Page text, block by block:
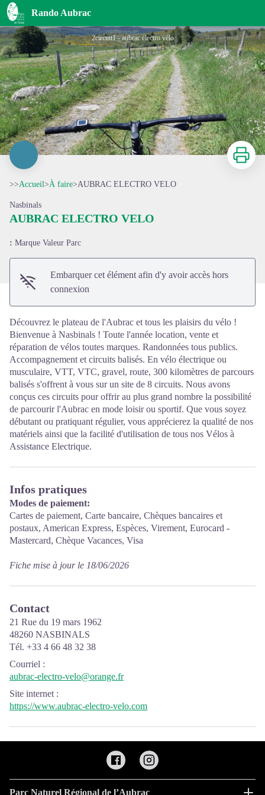
Rando Aubrac
AUBRAC ELECTRO VELO
2circuit1 - aubrac électro vélo
Voir l'image en plein écran
Imprimer
>>Accueil>À faire>AUBRAC ELECTRO VELO
Nasbinals
AUBRAC ELECTRO VELO
: Marque Valeur Parc
Embarquer cet élément afin d'y avoir accès hors
connexion
Découvrez le plateau de l'Aubrac et tous les plaisirs du vélo !
Bienvenue à Nasbinals ! Toute l'année location, vente et
réparation de vélos toutes marques. Randonnées tous publics.
Accompagnement et circuits balisés. En vélo électrique ou
musculaire, VTT, VTC, gravel, route, 300 kilomètres de parcours
balisés s'offrent à vous sur un site de 8 circuits. Nous avons
conçus ces circuits pour offrir au plus grand nombre la possibilité
de parcourir l'Aubrac en mode loisir ou sportif. Que vous soyez
débutant ou pratiquant régulier, vous apprécierez la qualité de nos
matériels ainsi que la facilité d'utilisation de tous nos Vélos à
Assistance Electrique.
Infos pratiques
Modes de paiement:
Cartes de paiement, Carte bancaire, Chèques bancaires et
postaux, American Express, Espèces, Virement, Eurocard -
Mastercard, Chèque Vacances, Visa
Fiche mise à jour le 18/06/2026
Contact
21 Rue du 19 mars 1962
48260 NASBINALS
Tél. +33 4 66 48 32 38
Courriel :
aubrac-electro-velo@orange.fr
Site internet :
https://www.aubrac-electro-velo.com
Parc Naturel Régional de l’Aubrac